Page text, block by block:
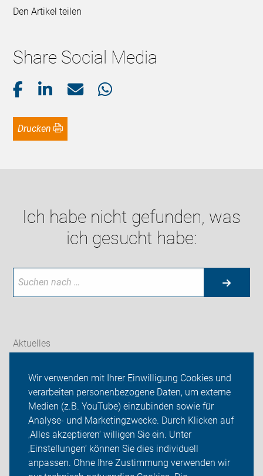
Wir verwenden mit Ihrer Einwilligung Cookies und
verarbeiten personenbezogene Daten, um externe
Medien (z.B. YouTube) einzubinden sowie für
Analyse- und Marketingzwecke. Durch Klicken auf
‚Alles akzeptieren‘ willigen Sie ein. Unter
‚Einstellungen‘ können Sie dies individuell
anpassen. Ohne Ihre Zustimmung verwenden wir
Den Artikel teilen
Share Social Media
Drucken
Ich habe nicht gefunden, was
ich gesucht habe:
Aktuelles
Touren und Termine
ADFC Langenfeld/Monheim
Sei dabei
Login